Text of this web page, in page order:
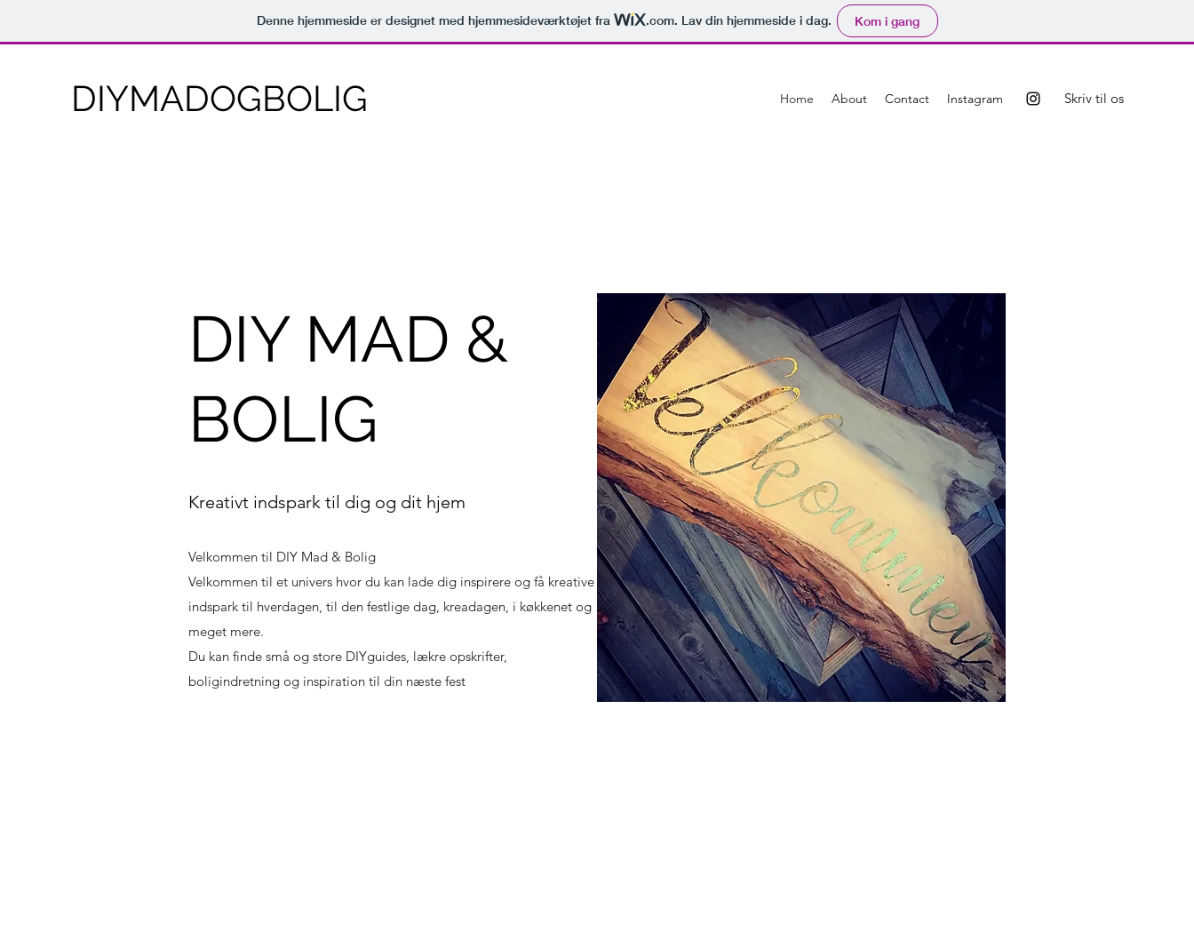
Denne hjemmeside er designet med hjemmesideværktøjet fra .com. Lav din hjemmeside i dag. Kom i gang
DIYMADOGBOLIG Home About Contact Instagram Skriv til os
DIY MAD &
BOLIG
Kreativt indspark til dig og dit hjem
Velkommen til DIY Mad & Bolig
Velkommen til et univers hvor du kan lade dig inspirere og få kreative
indspark til hverdagen, til den festlige dag, kreadagen, i køkkenet og
meget mere.
Du kan finde små og store DIYguides, lækre opskrifter,
boligindretning og inspiration til din næste fest